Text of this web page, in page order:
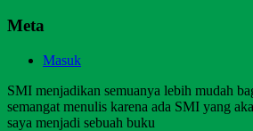
Meta
Masuk
SMI menjadikan semuanya lebih mudah
semangat menulis karena ada SMI yang
saya menjadi sebuah buku